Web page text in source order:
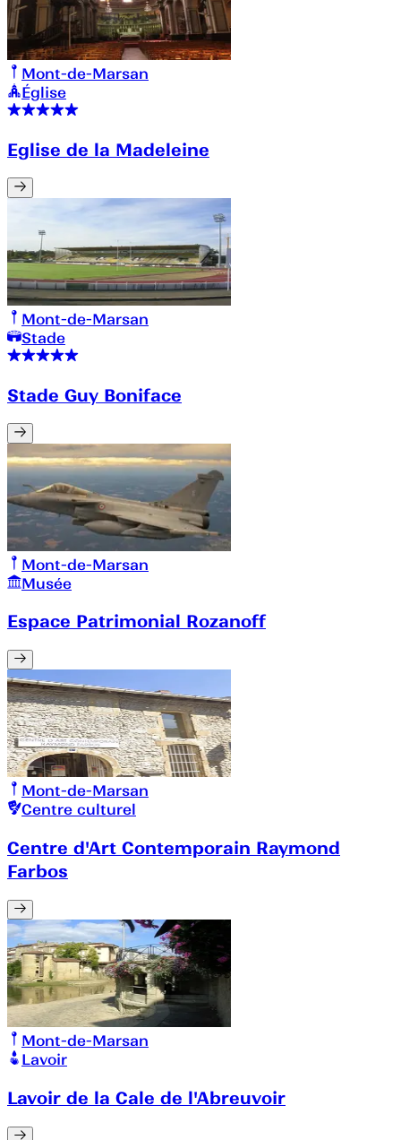
Mont-de-Marsan
Église
Eglise de la Madeleine
Mont-de-Marsan
Stade
Stade Guy Boniface
Mont-de-Marsan
Musée
Espace Patrimonial Rozanoff
Mont-de-Marsan
Centre culturel
Centre d'Art Contemporain Raymond
Farbos
Mont-de-Marsan
Lavoir
Lavoir de la Cale de l'Abreuvoir